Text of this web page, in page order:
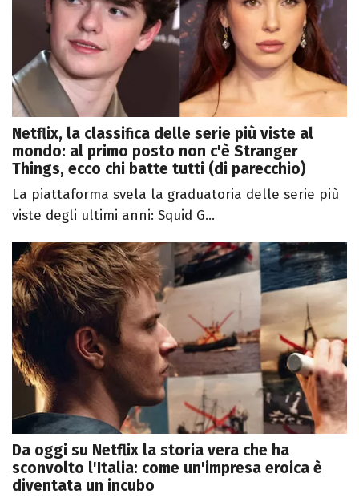
Netflix, la classifica delle serie più viste al
mondo: al primo posto non c'è Stranger
Things, ecco chi batte tutti (di parecchio)
La piattaforma svela la graduatoria delle serie più
viste degli ultimi anni: Squid G...
Da oggi su Netflix la storia vera che ha
sconvolto l'Italia: come un'impresa eroica è
diventata un incubo